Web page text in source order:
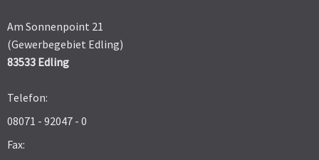
Am Sonnenpoint 21
(Gewerbegebiet Edling)
83533 Edling
Telefon:
08071 - 92047 - 0
Fax: